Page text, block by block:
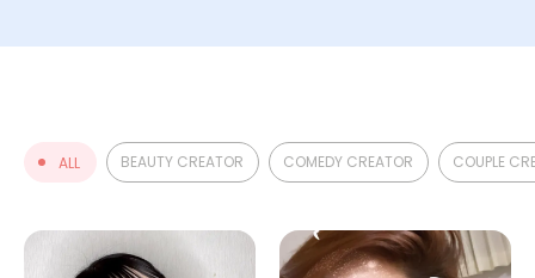
News
Contact
ALL BEAUTY CREATOR COMEDY CREATOR COUPLE